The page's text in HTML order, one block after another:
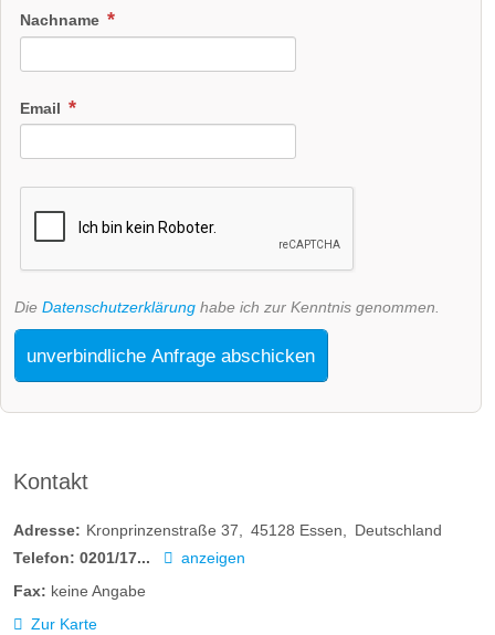
Nachname
Email
Die Datenschutzerklärung habe ich zur Kenntnis genommen.
unverbindliche Anfrage abschicken
Kontakt
Adresse: Kronprinzenstraße 37 45128 Essen
Deutschland
Telefon: 0201/17...
anzeigen
Fax: keine Angabe
Zur Karte